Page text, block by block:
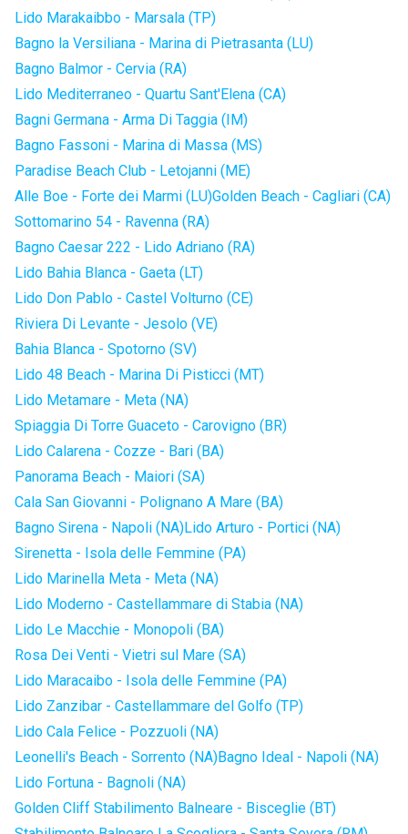
Lido Marakaibbo - Marsala (TP)
Bagno la Versiliana - Marina di Pietrasanta (LU)
Bagno Balmor - Cervia (RA)
Lido Mediterraneo - Quartu Sant'Elena (CA)
Bagni Germana - Arma Di Taggia (IM)
Bagno Fassoni - Marina di Massa (MS)
Paradise Beach Club - Letojanni (ME)
Alle Boe - Forte dei Marmi (LU)Golden Beach - Cagliari (CA)
Sottomarino 54 - Ravenna (RA)
Bagno Caesar 222 - Lido Adriano (RA)
Lido Bahia Blanca - Gaeta (LT)
Lido Don Pablo - Castel Volturno (CE)
Riviera Di Levante - Jesolo (VE)
Bahia Blanca - Spotorno (SV)
Lido 48 Beach - Marina Di Pisticci (MT)
Lido Metamare - Meta (NA)
Spiaggia Di Torre Guaceto - Carovigno (BR)
Lido Calarena - Cozze - Bari (BA)
Panorama Beach - Maiori (SA)
Cala San Giovanni - Polignano A Mare (BA)
Bagno Sirena - Napoli (NA)Lido Arturo - Portici (NA)
Sirenetta - Isola delle Femmine (PA)
Lido Marinella Meta - Meta (NA)
Lido Moderno - Castellammare di Stabia (NA)
Lido Le Macchie - Monopoli (BA)
Rosa Dei Venti - Vietri sul Mare (SA)
Lido Maracaibo - Isola delle Femmine (PA)
Lido Zanzibar - Castellammare del Golfo (TP)
Lido Cala Felice - Pozzuoli (NA)
Leonelli's Beach - Sorrento (NA)Bagno Ideal - Napoli (NA)
Lido Fortuna - Bagnoli (NA)
Golden Cliff Stabilimento Balneare - Bisceglie (BT)